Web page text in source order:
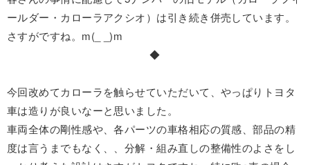
ールダー・カローラアクシオ）は引き続き併売しています。
さすがですね。m(_ _)m
◆
今回改めてカローラを触らせていただいて、やっぱりトヨタ
車は造りが良いなーと思いました。
車両全体の剛性感や、各パーツの車格相応の質感、部品の精
度は言うまでもなく、、分解・組み直しの整備性のよさをし